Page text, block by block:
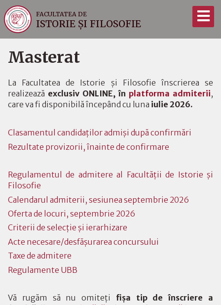
FACULTATEA DE
ISTORIE ȘI FILOSOFIE
Masterat
La Facultatea de Istorie și Filosofie înscrierea se
realizează exclusiv ONLINE, în platforma admiterii,
care va fi disponibilă începând cu luna iulie 2026.
Clasamentul candidaților admiși după confirmări
Rezultate provizorii, înainte de confirmare
Regulamentul de admitere al Facultății de Istorie și
Filosofie
Calendarul admiterii, sesiunea septembrie 2026
Oferta de locuri, septembrie 2026
Criterii de selecție și ierarhizare
Acte necesare/desfășurarea concursului
Taxe de admitere
Regulamente UBB
Vă rugăm să nu omiteți fișa tip de înscriere
a